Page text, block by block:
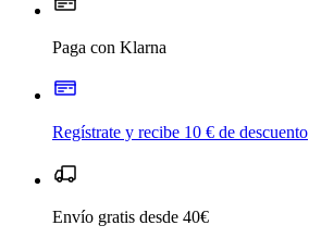
Paga con Klarna
Regístrate y recibe 10 € de descuento
Envío gratis desde 40€